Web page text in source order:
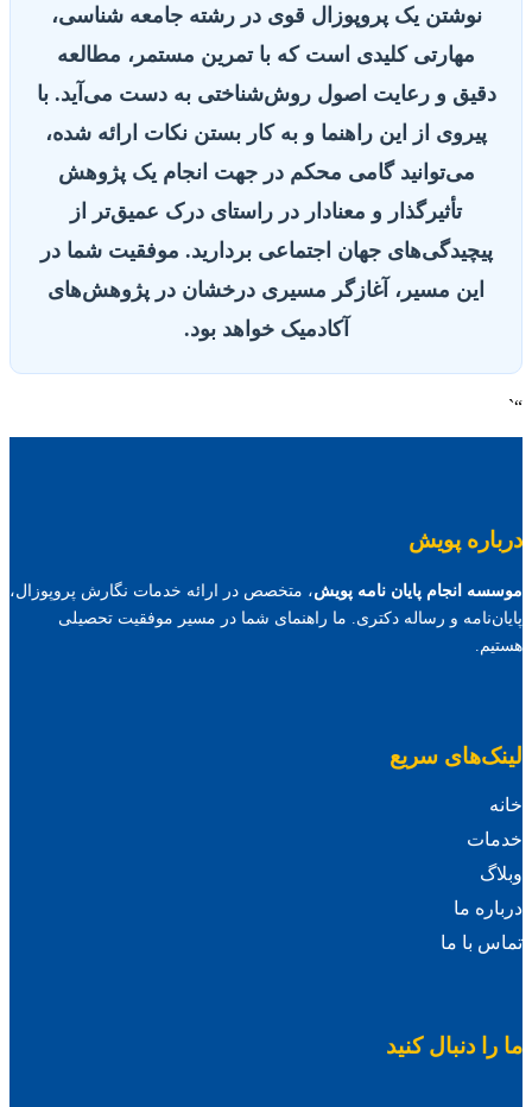
نوشتن یک پروپوزال قوی در رشته جامعه شناسی،
مهارتی کلیدی است که با تمرین مستمر، مطالعه
دقیق و رعایت اصول روش‌شناختی به دست می‌آید. با
پیروی از این راهنما و به کار بستن نکات ارائه شده،
می‌توانید گامی محکم در جهت انجام یک پژوهش
تأثیرگذار و معنادار در راستای درک عمیق‌تر از
پیچیدگی‌های جهان اجتماعی بردارید. موفقیت شما در
این مسیر، آغازگر مسیری درخشان در پژوهش‌های
آکادمیک خواهد بود.
“`
درباره پویش
موسسه انجام پایان نامه پویش، متخصص در ارائه خدمات نگارش پروپوزال،
پایان‌نامه و رساله دکتری. ما راهنمای شما در مسیر موفقیت تحصیلی
هستیم.
لینک‌های سریع
خانه
خدمات
وبلاگ
درباره ما
تماس با ما
ما را دنبال کنید